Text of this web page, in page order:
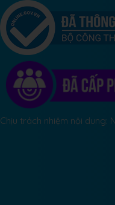
Chịu trách nhiệm nội dung: